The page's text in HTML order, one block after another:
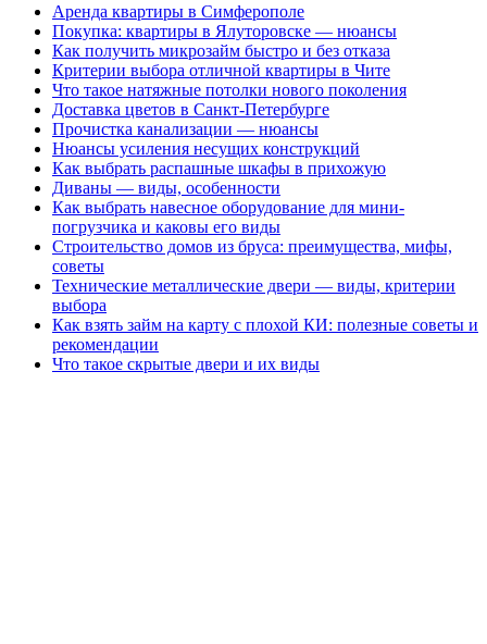
Аренда квартиры в Симферополе
Покупка: квартиры в Ялуторовске — нюансы
Как получить микрозайм быстро и без отказа
Критерии выбора отличной квартиры в Чите
Что такое натяжные потолки нового поколения
Доставка цветов в Санкт-Петербурге
Прочистка канализации — нюансы
Нюансы усиления несущих конструкций
Как выбрать распашные шкафы в прихожую
Диваны — виды, особенности
Как выбрать навесное оборудование для мини-
погрузчика и каковы его виды
Строительство домов из бруса: преимущества, мифы,
советы
Технические металлические двери — виды, критерии
выбора
Как взять займ на карту с плохой КИ: полезные советы и
рекомендации
Что такое скрытые двери и их виды